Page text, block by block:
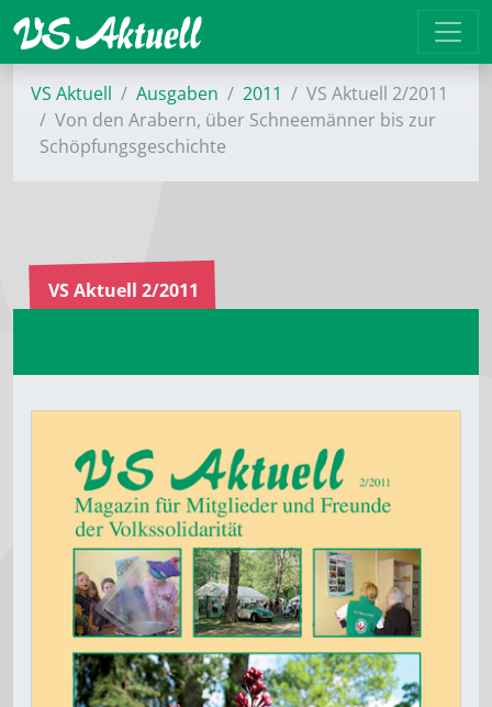
VS Aktuell Ausgaben 2011
VS Aktuell 2/2011
Von den Arabern, über Schneemänner bis zur
Schöpfungsgeschichte
VS Aktuell 2/2011